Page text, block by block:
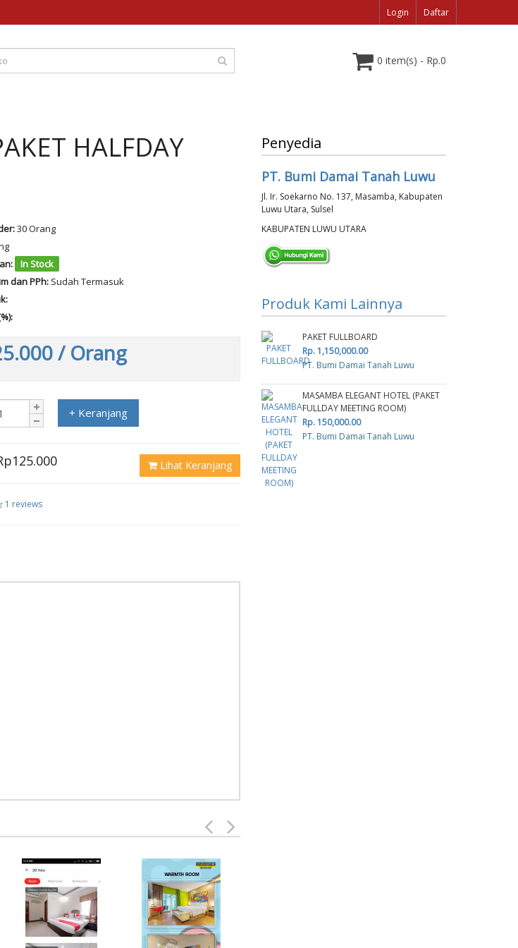
Login Daftar
0 item(s) - Rp.0
HALFDAY
30 Orang
In Stock
dan PPh: Sudah Termasuk
/ Orang
+ Keranjang
Lihat Keranjang
1 reviews
Penyedia
PT. Bumi Damai Tanah Luwu
Jl. Ir. Soekarno No. 137, Masamba, Kabupaten
Luwu Utara, Sulsel
KABUPATEN LUWU UTARA
Produk Kami Lainnya
PAKET FULLBOARD
Rp. 1,150,000.00
PT. Bumi Damai Tanah Luwu
MASAMBA ELEGANT HOTEL (PAKET
FULLDAY MEETING ROOM)
Rp. 150,000.00
PT. Bumi Damai Tanah Luwu